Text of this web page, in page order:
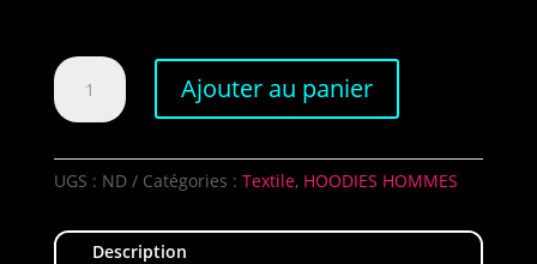
quantité
de
Hoodie
PCC
Ajouter au panier
UGS : ND Catégories : Textile, HOODIES HOMMES
Description